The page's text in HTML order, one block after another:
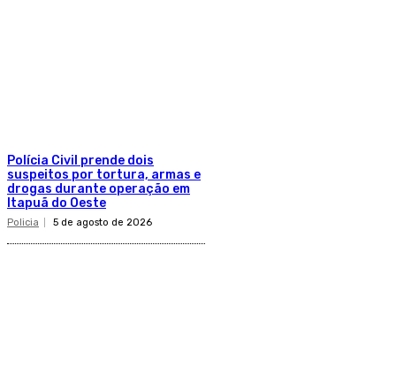
Polícia Civil prende dois
suspeitos por tortura, armas e
drogas durante operação em
Itapuã do Oeste
Policia 5 de agosto de 2026